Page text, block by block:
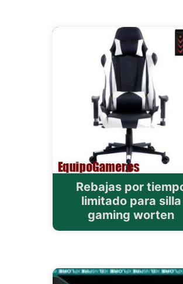
Rebajas por
limitado para silla
gaming worten